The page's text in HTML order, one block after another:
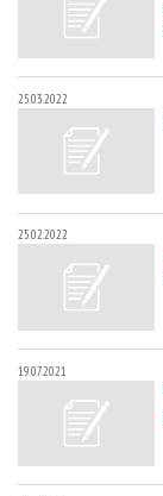
25.03.2022
25.02.2022
19.07.2021